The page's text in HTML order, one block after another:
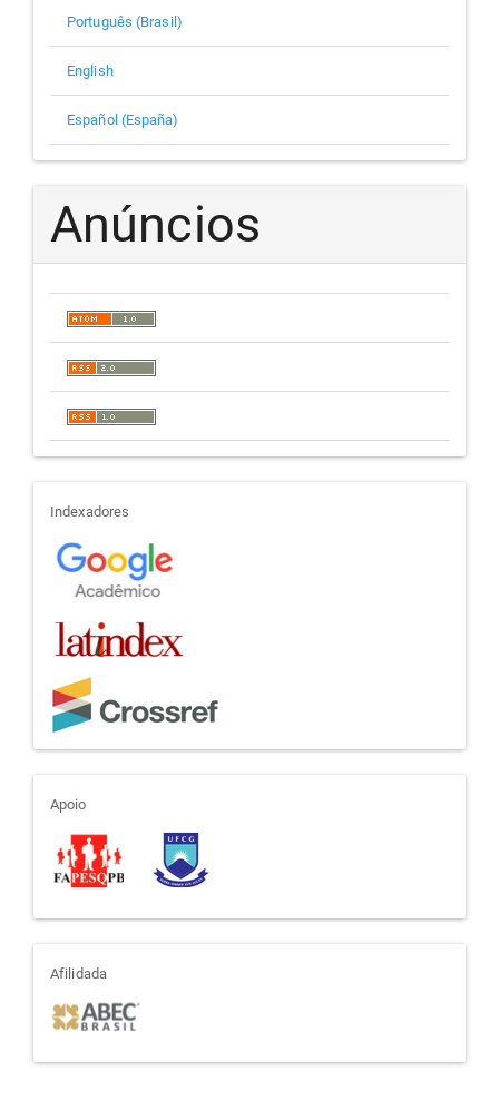
Português (Brasil)
English
Español (España)
Anúncios
indexadores
Indexadores
apoio
Apoio
afiliada
Afilidada